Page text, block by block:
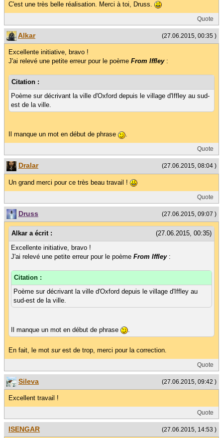
C'est une très belle réalisation. Merci à toi, Druss.
Quote
(27.06.2015, 00:35 )
Alkar
Excellente initiative, bravo !
J'ai relevé une petite erreur pour le poème From Iffley:
Citation :
Poème sur décrivant la ville d'Oxford depuis le village d'Iffley au sud-
est de la ville.
Il manque un mot en début de phrase .
Quote
(27.06.2015, 08:04 )
Dralar
Un grand merci pour ce très beau travail !
Quote
(27.06.2015, 09:07 )
Druss
(27.06.2015, 00:35)
Alkar a écrit :
Excellente initiative, bravo !
J'ai relevé une petite erreur pour le poème From Iffley:
Citation :
Poème sur décrivant la ville d'Oxford depuis le village d'Iffley au
sud-est de la ville.
Il manque un mot en début de phrase
En fait, le mot sur est de trop, merci pour la correction.
Quote
(27.06.2015, 09:42 )
Sileva
Excellent travail !
Quote
(27.06.2015, 14:53 )
ISENGAR